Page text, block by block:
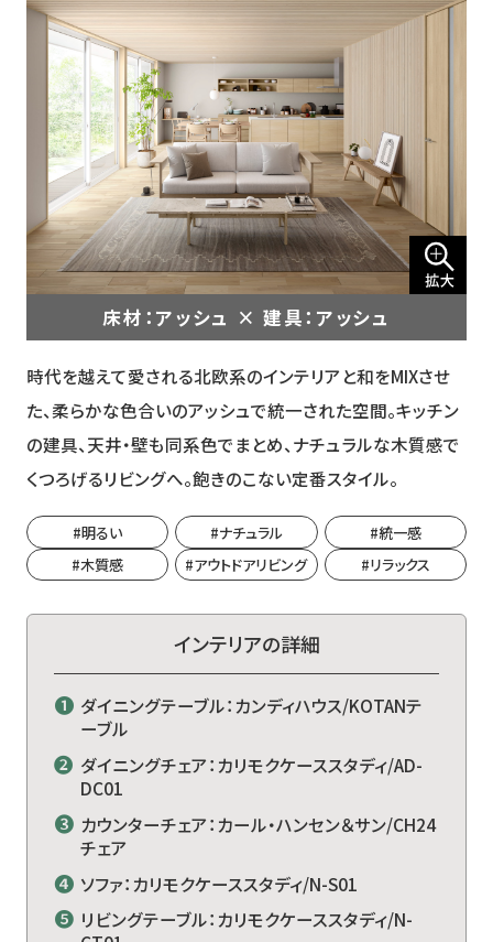
床材：アッシュ × 建具：アッシュ
時代を越えて愛される北欧系のインテリアと和をMIXさせ
た、柔らかな色合いのアッシュで統一された空間。キッチン
の建具、天井・壁も同系色でまとめ、ナチュラルな木質感で
くつろげるリビングへ。飽きのこない定番スタイル。
#明るい #ナチュラル
#統一感
#木質感
#アウトドアリビング #リラックス
インテリアの詳細
❶ ダイニングテーブル：カンディハウス/KOTANテ
ーブル
❷ ダイニングチェア：カリモクケーススタディ/AD-
DC01
❸ カウンターチェア：カール・ハンセン＆サン/CH24
チェア
❹ ソファ：カリモクケーススタディ/N-S01
❺ リビングテーブル：カリモクケーススタディ/N-